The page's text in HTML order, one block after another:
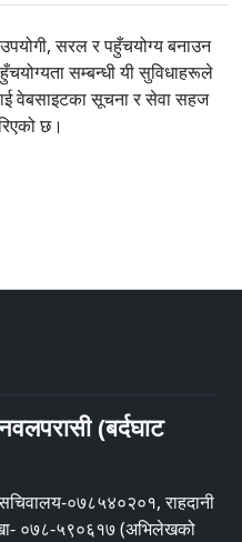
सरल र पहुँचयोग्य बनाउन
सम्बन्धी यी सुविधाहरूले
वेबसाइटका सूचना र सेवा सहज
छ।
(बर्दघाट
०७८५४०२०१, राहदानी
०७८-५९०६१७ (अभिलेखको